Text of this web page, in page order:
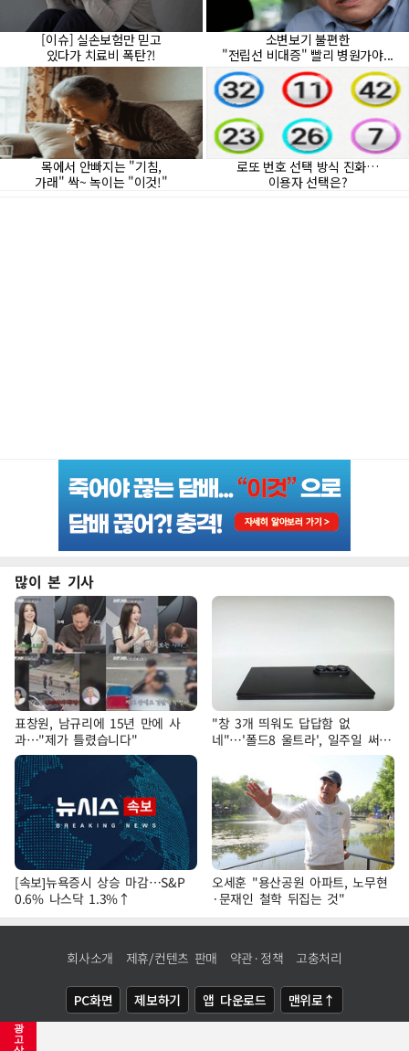
광
고
많이 본 기사
표창원, 남규리에 15년 만에 사
과…"제가 틀렸습니다"
"창 3개 띄워도 답답함 없
네"…'폴드8 울트라', 일주일 써보
[속보]뉴욕증시 상승 마감…S&P
0.6% 나스닥 1.3%↑
오세훈 "용산공원 아파트, 노무현
·문재인 철학 뒤집는 것"
회사소개 제휴/컨텐츠 판매 약관·정책 고충처리
PC화면 제보하기 앱 다운로드 맨위로↑